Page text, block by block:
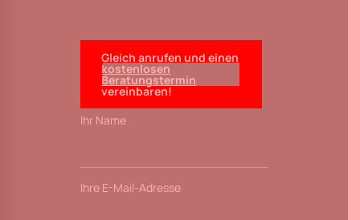
Gleich anrufen und einen
kostenlosen
Beratungstermin
vereinbaren!
Ihr Name
Ihre E-Mail-Adresse